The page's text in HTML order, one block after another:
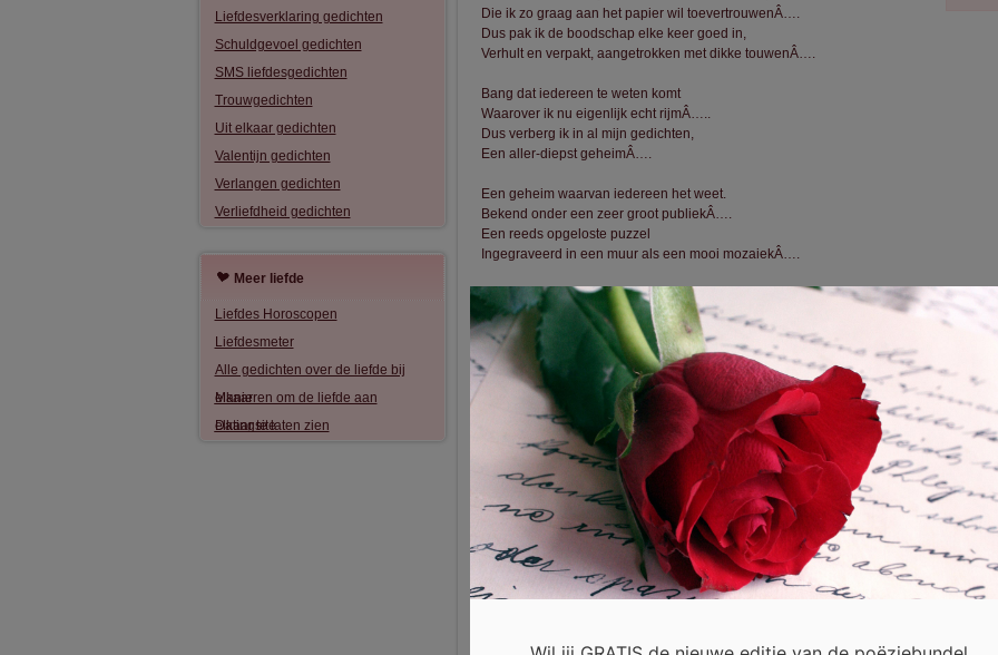
Liefdesverklaring gedichten
Schuldgevoel gedichten
SMS liefdesgedichten
Trouwgedichten
Uit elkaar gedichten
Valentijn gedichten
Verlangen gedichten
Verliefdheid gedichten
Meer liefde
Liefdes Horoscopen
Liefdesmeter
Alle gedichten over de liefde bij
elkaar
Manieren om de liefde aan
elkaar te laten zien
Datingsite
Die ik zo graag aan het papier wil toevertrouwenÂ….
Dus pak ik de boodschap elke keer goed in,
Verhult en verpakt, aangetrokken met dikke touwenÂ….
Bang dat iedereen te weten komt
Waarover ik nu eigenlijk echt rijmÂ…..
Dus verberg ik in al mijn gedichten,
Een aller-diepst geheimÂ….
Een geheim waarvan iedereen het weet.
Bekend onder een zeer groot publiekÂ….
Een reeds opgeloste puzzel
Ingegraveerd in een muur als een mooi mozaiekÂ….
Een verloren sleutel naar een deur,
Welke tijden geleden al is gevondenÂ….
Krakkende scharnieren,
Die door de roest waren bijeengebondenÂ…
En uiteraard had die bewuste persoon
Het allang in mijn schrijven ontdektÂ….
Hoe verhullend ik ook probeerde te zijn,
Hoe voorzichtig ik mijn woorden ook heb afgedektÂ….
Al mijn gedichten gaan over jou,
En over jou, enkel en alleenÂ….
Niet over een bekende gebeurtenis,
Of over een politiek onderwerp, in het algemeenÂ….
Jij vormt voor mijn de inkt,